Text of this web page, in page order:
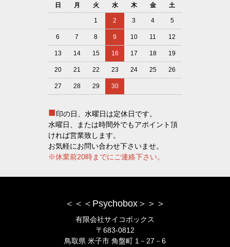
日
月 火 水 木 金 土
1 2 3 4 5
6 7 8 9 10 11 12
13 14 15 16 17 18 19
20 21 22 23 24 25 26
27 28 29 30
■印の日、水曜日は定休日です。
水曜日、または時間外でもアポイント頂
ければ営業致します。
お気軽にお問い合わせ下さいませ。
※休業前20時までにご連絡下さい。
＜＜＜Psychobox＞＞＞
有限会社サイコボックス
〒683-0812
鳥取県 米子市 角盤町 1－27－6